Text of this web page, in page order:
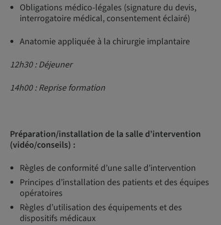
Obligations médico-légales (signature du devis,
interrogatoire médical, consentement éclairé)
Anatomie appliquée à la chirurgie implantaire
12h30 : Déjeuner
14h00 : Reprise formation
Préparation/installation de la salle d’intervention
(vidéo/conseils) :
Règles de conformité d’une salle d’intervention
Principes d’installation des patients et des équipes
opératoires
Règles d’utilisation des équipements et des
dispositifs médicaux